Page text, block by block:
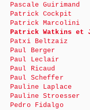
Pascale Guirimand
Patrick Cockpit
Patrick Marcolini
Patrick Watkins et
Patxi Beltzaiz
Paul Berger
Paul Leclair
Paul Ricaud
Paul Scheffer
Pauline Laplace
Pauline Stroesser
Pedro Fidalgo